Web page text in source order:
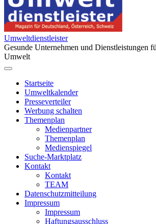
Umweltdienstleister
Gesunde Unternehmen und Dienstleistungen
Umwelt
Startseite
Umweltkalender
Presseverteiler
Werbung schalten
Themenplan
Medienpartner
Themenplan
Medienspiegel
Suche-Marktplatz
Kontakt
Kontakt
TEAM
Datenschutzmitteilung
Impressum
Impressum
Haftungsausschluss